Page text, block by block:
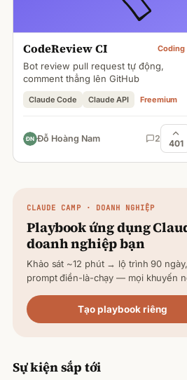
CodeReview CI Coding
Bot review pull request tự động,
comment thẳng lên GitHub
Claude Code Claude API Freemium
Đỗ Hoàng Nam 2 401
CLAUDE CAMP · DOANH NGHIỆP
Playbook ứng dụng
doanh nghiệp bạn
Khảo sát ~12 phút → lộ trình 90
prompt điền-là-chạy — mọi khuyến
Tạo playbook riêng
Sự kiện sắp tới